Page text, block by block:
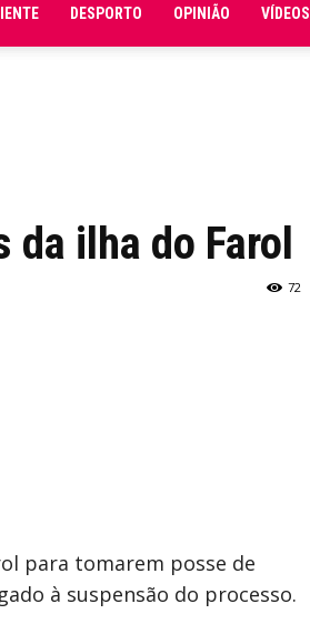
DESPORTO OPINIÃO VÍDEOS
ilha do Farol
72
para tomarem posse de
à suspensão do processo.